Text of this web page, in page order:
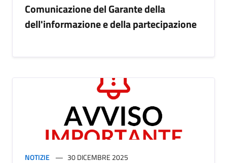
Comunicazione del Garante della
dell'informazione e della partecipazione
NOTIZIE 30 DICEMBRE 2025